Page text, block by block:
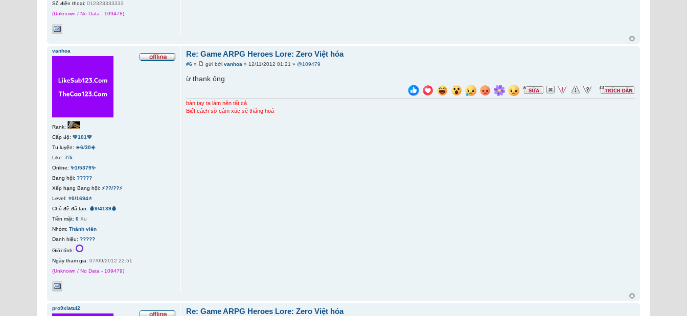
Số điện thoại: 012323333333
(Unknown / No Data - 109478)
Re: Game ARPG Heroes Lore: Zero Việt hóa
#6 » gửi bởivanhoa » 12/11/2012 01:21 »@109479
ừ thank ông
bàn tay ta làm nên tất cả
Biết cách sờ cảm xúc sẽ thăng hoá
vanhoa
Rank:
Cấp độ: 💚101💚
Tu luyện: ☀️6/30☀️
Like: 7/5
Online: ✨1/5379✨
Bang hội: ?????
Xếp hạng Bang hội: ⚡??/??⚡
Level: ⭐0/1694⭐
Chủ đề đã tạo: 🩸9/4139🩸
Tiền mặt: 0 Xu
Nhóm: Thành viên
Danh hiệu: ?????
Giới tính:
Ngày tham gia: 07/09/2012 22:51
(Unknown / No Data - 109479)
Re: Game ARPG Heroes Lore: Zero Việt hóa
pro9xlatui2